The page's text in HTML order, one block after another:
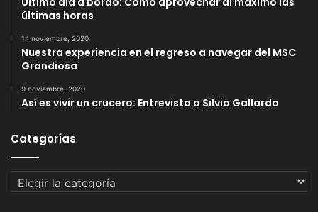
últimas horas
14 noviembre, 2020
Nuestra experiencia en el regreso a navegar del MSC
Grandiosa
9 noviembre, 2020
Así es vivir un crucero: Entrevista a Silvia Gallardo
Categorías
Categorías